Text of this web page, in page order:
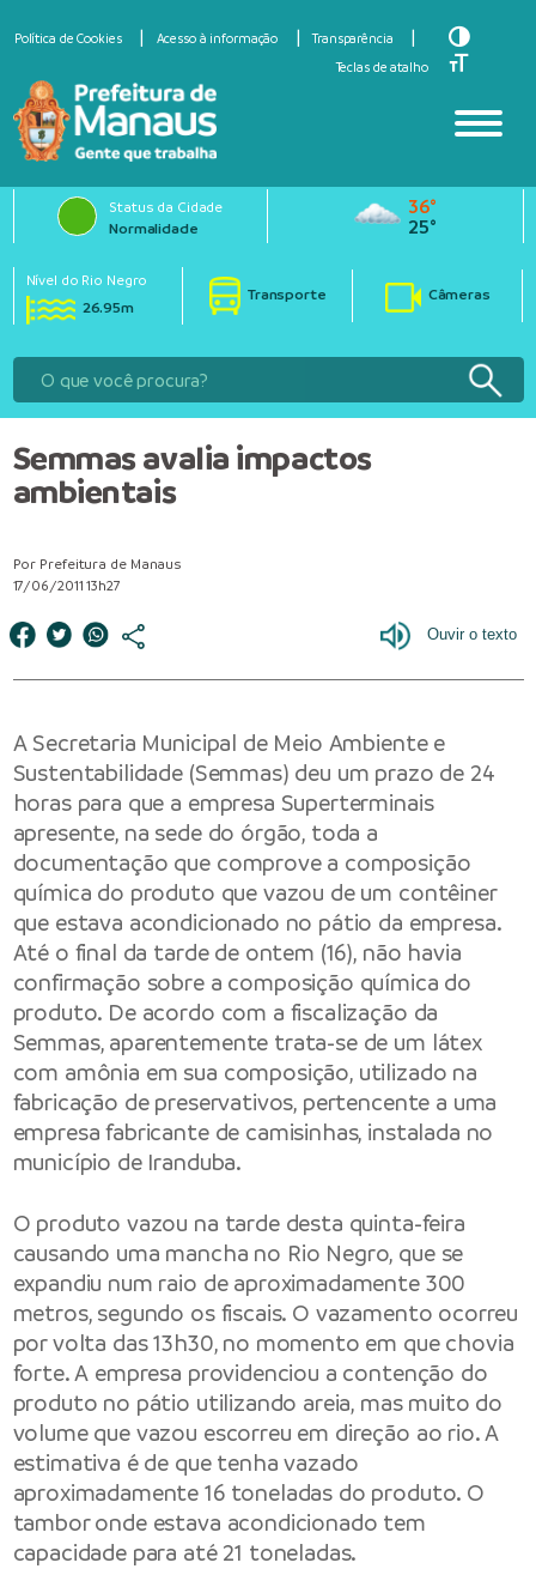
Política de Cookies Acesso à informação
Transparência
Teclas de atalho
Toggle
Toggle
Status da Cidade
Normalidade
36°
25°
Nível do Rio Negro
26.95m
Transporte Câmeras
Semmas avalia impactos
ambientais
Por Prefeitura de Manaus
17/06/2011 13h27
A Secretaria Municipal de Meio Ambiente e
Sustentabilidade (Semmas) deu um prazo de 24
horas para que a empresa Superterminais
apresente, na sede do órgão, toda a
documentação que comprove a composição
química do produto que vazou de um contêiner
que estava acondicionado no pátio da empresa.
Até o final da tarde de ontem (16), não havia
confirmação sobre a composição química do
produto. De acordo com a fiscalização da
Semmas, aparentemente trata-se de um látex
com amônia em sua composição, utilizado na
fabricação de preservativos, pertencente a uma
empresa fabricante de camisinhas, instalada no
município de Iranduba.
O produto vazou na tarde desta quinta-feira
causando uma mancha no Rio Negro, que se
expandiu num raio de aproximadamente 300
metros, segundo os fiscais. O vazamento ocorreu
por volta das 13h30, no momento em que chovia
forte. A empresa providenciou a contenção do
produto no pátio utilizando areia, mas muito do
volume que vazou escorreu em direção ao rio. A
estimativa é de que tenha vazado
aproximadamente 16 toneladas do produto. O
tambor onde estava acondicionado tem
capacidade para até 21 toneladas.